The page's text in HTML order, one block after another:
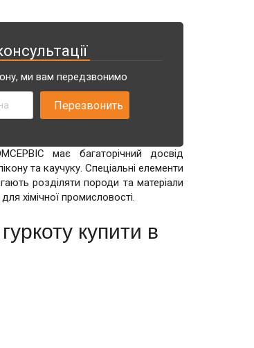
ми вам передзвонимо
має багаторічний досвід
та каучуку. Спеціальні елементи
розділяти породи та матеріали
хімічної промисловості.
купити в